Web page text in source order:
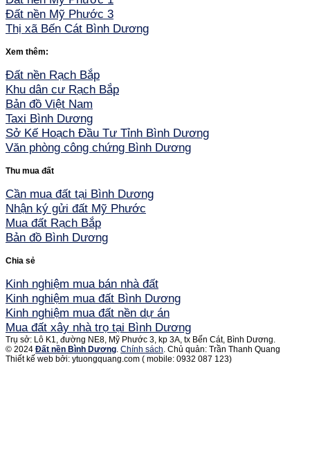
Đất nền Mỹ Phước 3
Thị xã Bến Cát Bình Dương
Xem thêm:
Đất nền Rạch Bắp
Khu dân cư Rạch Bắp
Bản đồ Việt Nam
Taxi Bình Dương
Sở Kế Hoạch Đầu Tư Tỉnh Bình Dương
Văn phòng công chứng Bình Dương
Thu mua đất
Cần mua đất tại Bình Dương
Nhận ký gửi đất Mỹ Phước
Mua đất Rạch Bắp
Bản đồ Bình Dương
Chia sẻ
Kinh nghiệm mua bán nhà đất
Kinh nghiệm mua đất Bình Dương
Kinh nghiệm mua đất nền dự án
Mua đất xây nhà trọ tại Bình Dương
Trụ sở: Lô K1, đường NE8, Mỹ Phước 3, kp 3A, tx Bến Cát, Bình Dương.
© 2024 Đất nền Bình Dương. Chính sách. Chủ quản: Trần Thanh Quang
Thiết kế web bởi: ytuongquang.com ( mobile: 0932 087 123)